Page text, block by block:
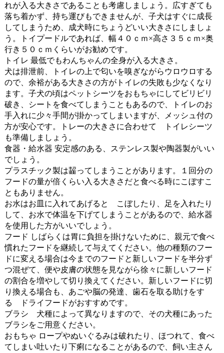
れが入る大きさであることも考慮しましょう。広すぎても
落ち着かず、持ち運びもできませんが、子犬はすぐに成長
してしまうため、成犬時にちょうどいい大きさにしましょ
う。トイプードルであれば、幅４０ｃｍ×高さ３５ｃｍ×奥
行き５０ｃｍくらいがお勧めです。
トイレ 最低でもわんちゃんの全身が入る大きさ。
犬は排泄前、トイレの上で匂いを嗅ぎながらウロウロする
ので、余裕がある大きさの方がトイレの失敗も少なくなり
ます。子犬の頃はペットシーツをおもちゃにしてビリビリ
破き、シートを食べてしまうこともあるので、トイレのお
手入れに少々手間が掛かってしまいますが、メッシュ付の
方が安心です。トレーの大きさに合わせて トイレシーツ
も準備しましょう。
食器・給水器 安定感のある、ステンレス製や陶器製がいい
でしょう。
プラスチック製は齧ってしまうことがあります。１回分の
フードの量が倍くらい入る大きさだと食べる時にこぼすこ
ともありません。
お水はお皿に入れてあげると こぼしたり、足を入れたり
して、お水で体温を下げてしまうことがあるので、給水器
を使用した方がいいでしょう。
フード しばらくは胃に負担を掛けないために、親元で食べ
慣れたフードを継続して与えてください。他の種類のフー
ドに変える場合は今までのフードと新しいフードを半分ず
つ混ぜて、便や皮膚の状態を見ながら徐々に新しいフード
の割合を増やして切り換えてください。新しいフードに切
り換える場合も、あごや脳の発達、歯石を取る助けをす
る ドライフードがおすすめです。
ブラシ 犬種によって異なりますので、その犬種にあった
ブラシをご用意ください。
おもちゃ ロープやぬいぐるみは破れたり、ほつれて、食べ
てしまい吐いたり下痢になることがあるので、飼い主さん